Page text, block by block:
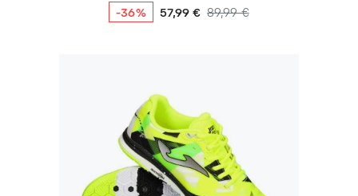
-36% 57,99 € 89,99 €